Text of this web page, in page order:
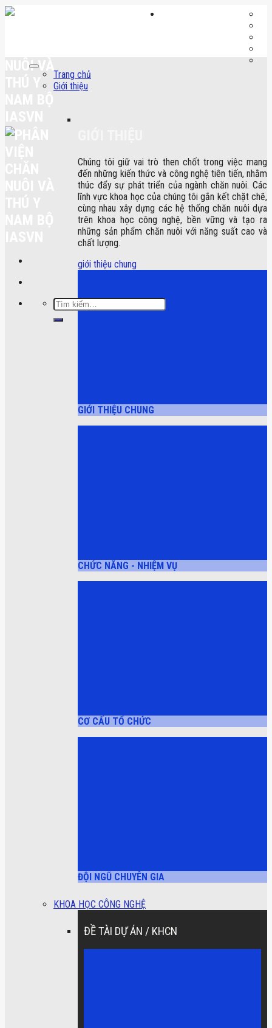
Skip
Tìm
kiếm:
Trang chủ
Giới thiệu
Chúng tôi giữ vai trò then chốt trong việc mang
đến những kiến thức và công nghệ tiên tiến, nhằm
thúc đẩy sự phát triển của ngành chăn nuôi. Các
lĩnh vực khoa học của chúng tôi gắn kết chặt chẽ,
cùng nhau xây dựng các hệ thống chăn nuôi dựa
trên khoa học công nghệ, bền vững và tạo ra
những sản phẩm chăn nuôi với năng suất cao và
chất lượng.
giới thiệu chung
GIỚI THIỆU CHUNG
CHỨC NĂNG - NHIỆM VỤ
CƠ CẤU TỔ CHỨC
ĐỘI NGŨ CHUYÊN GIA
KHOA HỌC CÔNG NGHỆ
ĐỀ TÀI DỰ ÁN / KHCN